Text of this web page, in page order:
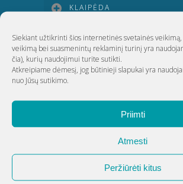
Siekiant užtikrinti šios internetinės svetainės
veikimą bei suasmenintų reklaminį turinį yra
čia), kurių naudojimui turite sutikti.
Atkreipiame dėmesį, jog būtinieji slapukai yra
nuo Jūsų sutikimo.
Priimti
Atmesti
Peržiūrėti kitus
KLAIPĖDA
ŠIAULIAI
UAB Akvatechnika
Adresas: Dunojaus g. 20, Vilnius
Įmonės kodas: 124389034
PVM kodas: LT243890314
El. paštas:info@akvatechnika.lt